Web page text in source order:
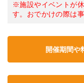
※施設やイベントが
す。おでかけの際は
開催期間や